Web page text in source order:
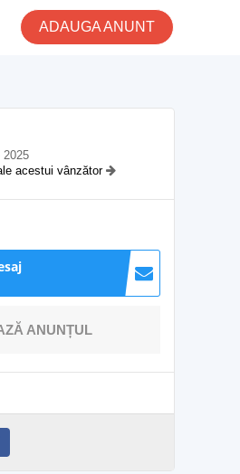
ADAUGA ANUNT
2025
acestui vânzător
ANUNȚUL